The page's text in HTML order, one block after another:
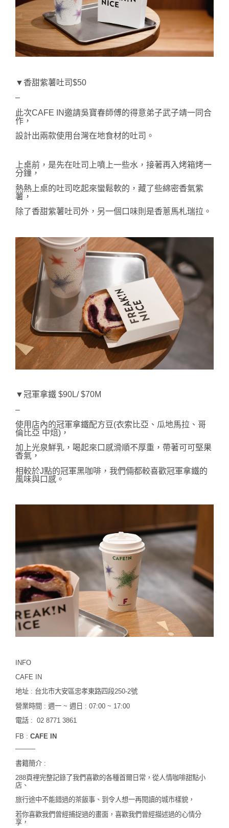
▼香甜紫薯吐司$50
–
此次CAFE IN邀請吳寶春師傅的得意弟子武子靖一同合
作，
設計出兩款使用台灣在地食材的吐司。
上桌前，是先在吐司 上噴上一些水，接著再入烤箱烤一
分鐘，
熱熱上桌的吐司吃起來蠻鬆軟的，藏了些綿密香氣紫
薯 ，
除了香甜紫薯吐司外，另一個口味則 是香蔥馬札瑞拉。
▼冠軍拿鐵 $90L/ $70M
–
使用店內的冠軍拿鐵配方豆(衣索比亞、瓜地馬拉、哥
倫比亞 中焙)，
加上光泉鮮乳，喝起來口感滑順不厚重，帶著可可堅果
香氣，
相較於J點的冠軍黑咖啡 ，我們倆都較喜歡冠軍拿鐵的
風味與口感。
INFO
CAFE IN
地址 : 台北市大安區忠孝東路四段250-2號
營業時間 : 週一 ~ 週日 : 07:00 ~ 17:00
電話 : 02 8771 3861
FB : CAFE IN
———
書籍簡介 :
288頁裡完整記錄了我們喜歡的各種首爾日常， 從人情咖啡甜點小
店、
旅行途中不能錯過的茶飯事、到令人想一再閱讀的城市樣貌，
若你喜歡我們曾經捕捉過的畫面，喜歡我們曾經描述過的心情分
享，